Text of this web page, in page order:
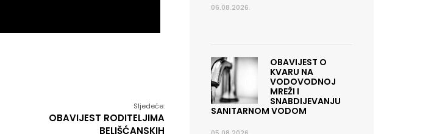
Sljedeće:
OBAVIJEST RODITELJIMA
BELIŠĆANSKIH
06.08.2026.
OBAVIJEST O
KVARU NA
VODOVODNOJ
MREŽI I
SNABDIJEVANJU
SANITARNOM VODOM